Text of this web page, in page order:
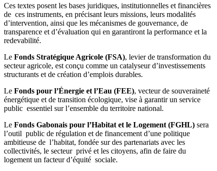
Ces textes posent les bases juridiques, institutionnelles et financières
de ces instruments, en précisant leurs missions, leurs modalités
d’intervention, ainsi que les mécanismes de gouvernance, de
transparence et d’évaluation qui en garantiront la performance et la
redevabilité.
Le Fonds Stratégique Agricole (FSA), levier de transformation du
secteur agricole, est conçu comme un catalyseur d’investissements
structurants et de création d’emplois durables.
Le Fonds pour l’Énergie et l’Eau (FEE), vecteur de souveraineté
énergétique et de transition écologique, vise à garantir un service
public essentiel sur l’ensemble du territoire national.
Le Fonds Gabonais pour l’Habitat et le Logement (FGHL) sera
l’outil public de régulation et de financement d’une politique
ambitieuse de l’habitat, fondée sur des partenariats avec les
collectivités, le secteur privé et les citoyens, afin de faire du
logement un facteur d’équité sociale.